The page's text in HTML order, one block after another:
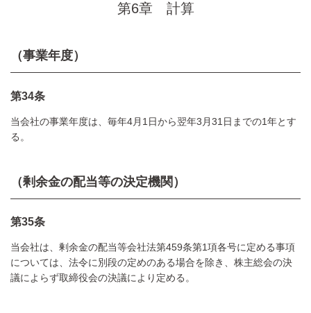
第6章 計算
（事業年度）
第34条
当会社の事業年度は、毎年4月1日から翌年3月31日までの1年とす
る。
（剰余金の配当等の決定機関）
第35条
当会社は、剰余金の配当等会社法第459条第1項各号に定める事項
については、法令に別段の定めのある場合を除き、株主総会の決
議によらず取締役会の決議により定める。